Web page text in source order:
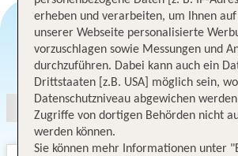
Angebotsauswahl
erheben und verarbeiten, um Ihnen
unserer Webseite personalisierte
vorzuschlagen sowie Messungen und
durchzuführen. Dabei kann auch ein
Drittstaaten [z.B. USA] möglich sein,
Datenschutzniveau abgewichen
Zugriffe von dortigen Behörden nicht
werden können.
Sie können mehr Informationen unter